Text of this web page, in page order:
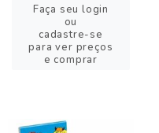
Faça seu login
ou
cadastre-se
para ver preços
e comprar